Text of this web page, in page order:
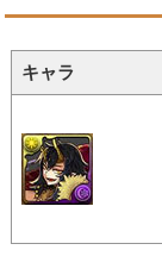
キャラ